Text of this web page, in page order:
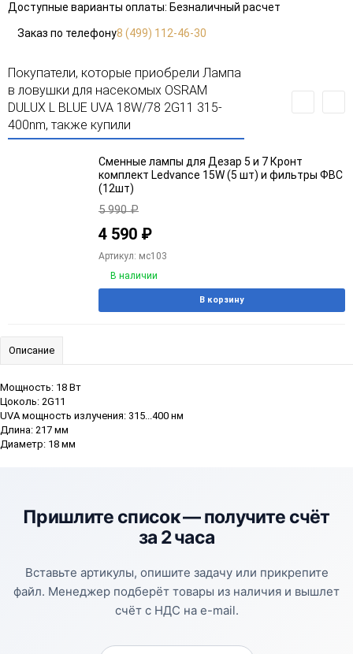
Доступные варианты оплаты: Безналичный расчет
Заказ по телефону8 (499) 112-46-30
Покупатели, которые приобрели Лампа
в ловушки для насекомых OSRAM
DULUX L BLUE UVA 18W/78 2G11 315-
400nm, также купили
Сменные лампы для Дезар 5 и 7 Кронт
комплект Ledvance 15W (5 шт) и фильтры ФВС
(12шт)
5 990₽
4 590 ₽
Артикул: мс103
В наличии
В корзину
Описание
Мощность: 18 Вт
Цоколь: 2G11
UVA мощность излучения: 315...400 нм
Длина: 217 мм
Диаметр: 18 мм
Пришлите список —получите счёт
за 2 часа
Вставьте артикулы, опишите задачу или прикрепите
файл. Менеджер подберёт товары из наличия и вышлет
счёт с НДС на e-mail.